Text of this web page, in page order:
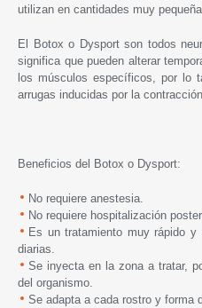
utilizan en cantidades muy
El Botox o Dysport son todos
significa que pueden alterar
los músculos específicos, por lo
arrugas inducidas por la contracción.
Beneficios del Botox o Dysport:
No requiere anestesia.
No requiere hospitalización
Es un tratamiento muy rápido
diarias.
Se inyecta en la zona a tratar, p
del organismo.
Se adapta a cada rostro y forma